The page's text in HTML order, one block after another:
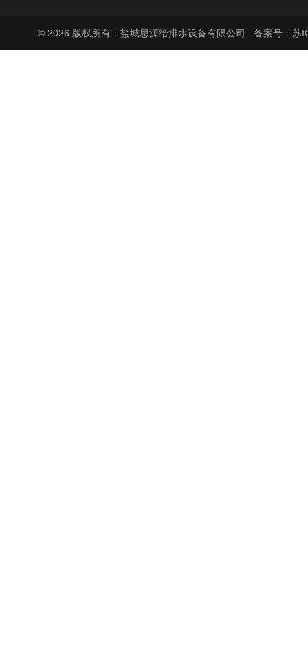
© 2026 版权所有：盐城思源给排水设备有限公司 备案号：苏